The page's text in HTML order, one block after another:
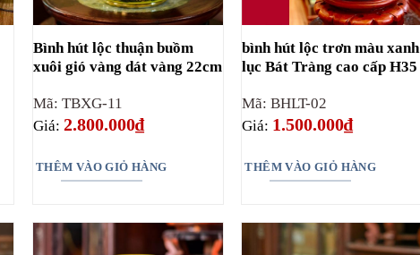
Bình hút lộc thuận buồm
xuôi gió vàng dát vàng 22cm
Mã: TBXG-11
Giá: 2.800.000₫
THÊM VÀO GIỎ HÀNG
bình hút lộc trơn màu xanh
lục Bát Tràng cao cấp H35
Mã: BHLT-02
Giá: 1.500.000₫
THÊM VÀO GIỎ HÀNG